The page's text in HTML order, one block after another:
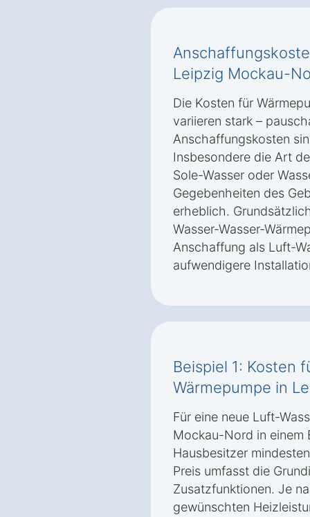
Leipzig Mockau-
Die Kosten für
variieren stark –
Anschaffungskosten
Insbesondere die Art
Sole-Wasser oder
Gegebenheiten des
erheblich.
Wasser-Wasser-
Anschaffung als Luft-
aufwendigere
Beispiel 1: Kosten
Wärmepumpe in
Für eine neue Luft-
Mockau-Nord in einem
Hausbesitzer
Preis umfasst die
Zusatzfunktionen. Je
gewünschten